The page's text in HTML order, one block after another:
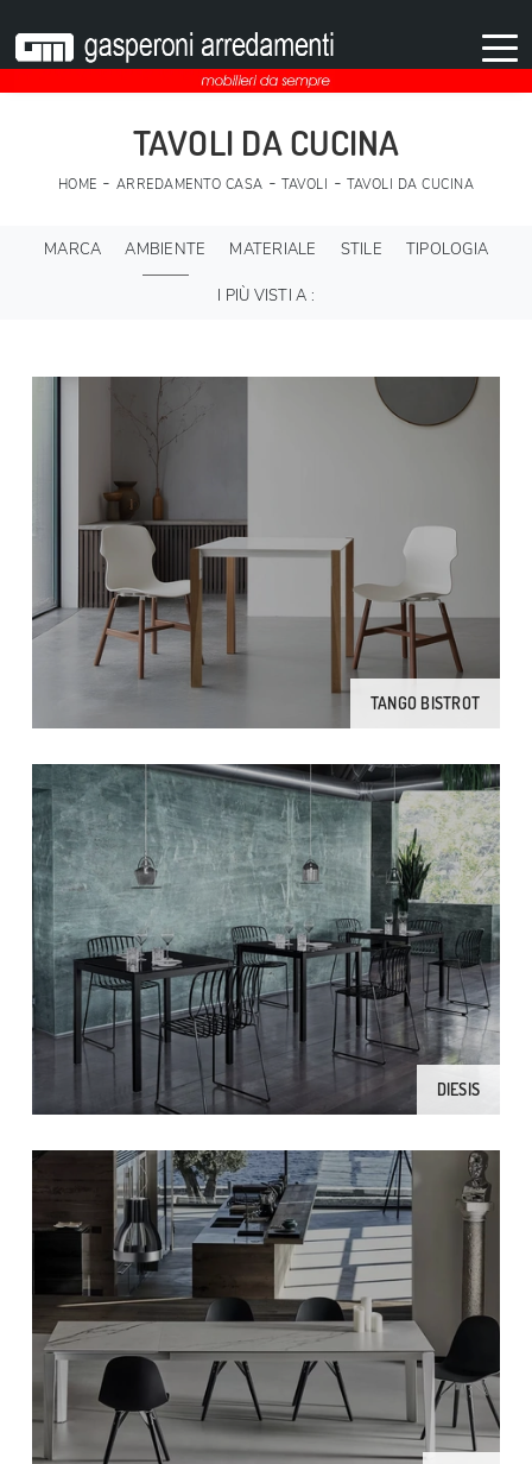
TAVOLI DA CUCINA
HOME - ARREDAMENTO CASA -TAVOLI -TAVOLI DA CUCINA
MARCA AMBIENTE MATERIALE STILE TIPOLOGIA
I PIÙ VISTI A :
TANGO BISTROT
DIESIS